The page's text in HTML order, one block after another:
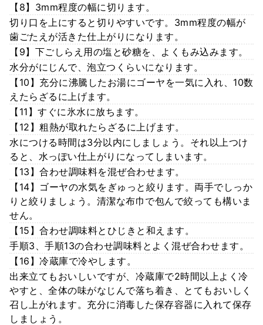
【8】3mm程度の幅に切ります。
切り口を上にすると切りやすいです。3mm程度の幅が
歯ごたえが活きた仕上がりになります。
【9】下ごしらえ用の塩と砂糖を、よくもみ込みます。
水分がにじんで、泡立つくらいになります。
【10】充分に沸騰したお湯にゴーヤを一気に入れ、10数
えたらざるに上げます。
【11】すぐに氷水に放ちます。
【12】粗熱が取れたらざるに上げます。
水につける時間は3分以内にしましょう。それ以上つけ
ると、水っぽい仕上がりになってしまいます。
【13】合わせ調味料を混ぜ合わせます。
【14】ゴーヤの水気をぎゅっと絞ります。両手でしっか
りと絞りましょう。清潔な布巾で包んで絞っても構いま
せん。
【15】合わせ調味料とひじきと和えます。
手順3、手順13の合わせ調味料とよく混ぜ合わせます。
【16】冷蔵庫で冷やします。
出来立てもおいしいですが、冷蔵庫で2時間以上よく冷
やすと、全体の味がなじんで落ち着き、とてもおいしく
召し上がれます。充分に消毒した保存容器に入れて保存
しましょう。